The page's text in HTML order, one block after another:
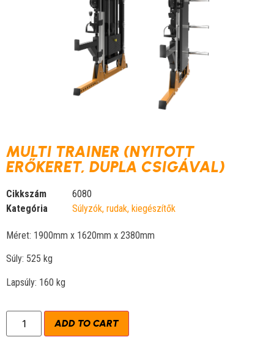
MULTI TRAINER (NYITOTT
ERŐKERET, DUPLA CSIGÁVAL)
Cikkszám
6080
Kategória
Súlyzók, rudak, kiegészítők
Méret: 1900mm x 1620mm x 2380mm
Súly: 525 kg
Lapsúly: 160 kg
ADD TO CART